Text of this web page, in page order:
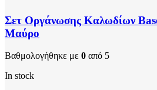
Σετ Οργάνωσης Καλωδίων
Μαύρο
Βαθμολογήθηκε με 0 από 5
In stock